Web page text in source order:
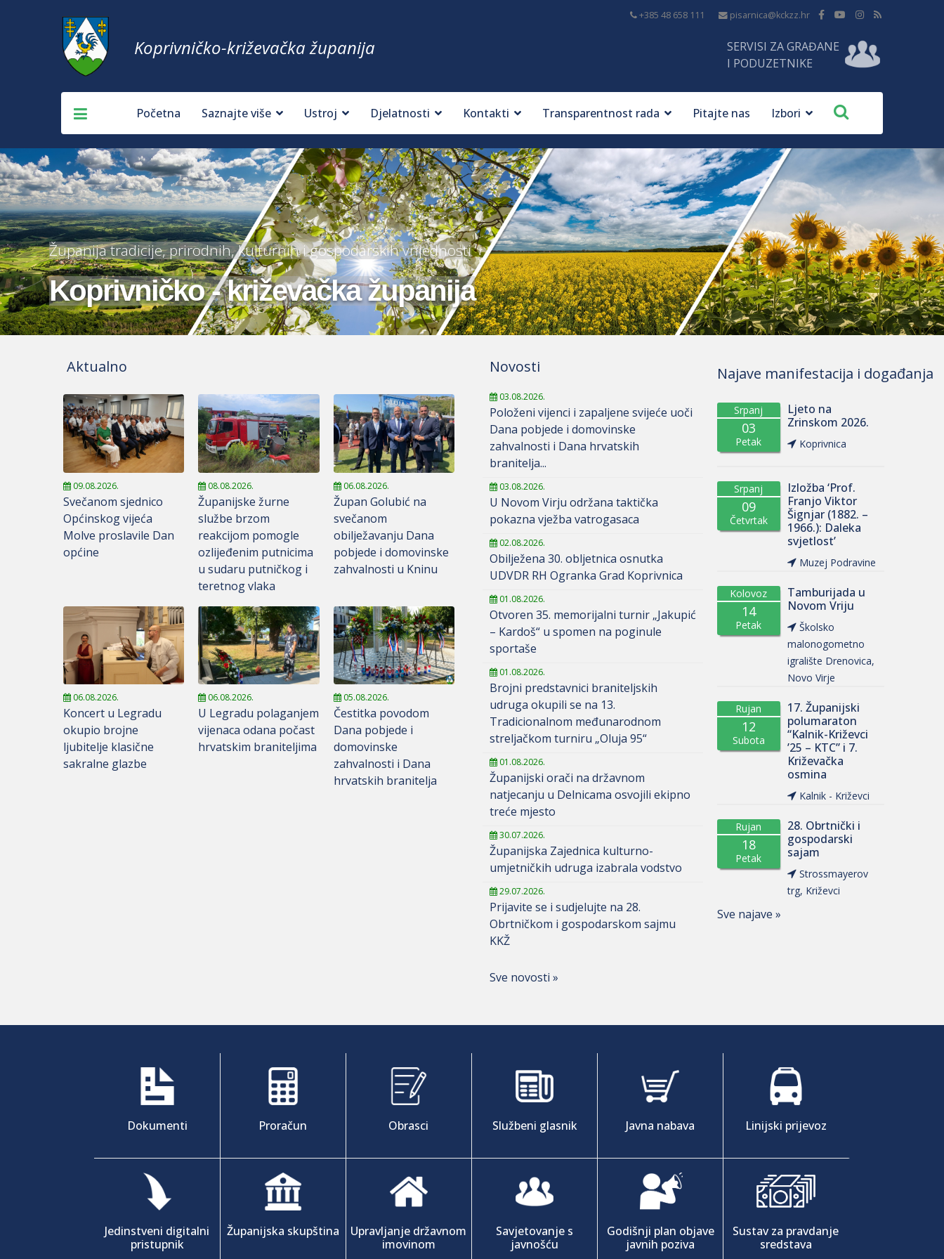
+385 48 658 111 pisarnica@kckzz.hr
Koprivničko-križevačka županija
SERVISI ZA GRAĐANE
I PODUZETNIKE
Početna Saznajte više Ustroj Djelatnosti Kontakti Transparentnost rada Pitajte nas Izbori
Županija tradicije, prirodnih, kulturnih i gospodarskih vrijednosti
Koprivničko - križevačka županija
Aktualno
09.08.2026.
Svečanom sjednico
Općinskog vijeća
Molve proslavile Dan
općine
08.08.2026.
Županijske žurne
službe brzom
reakcijom pomogle
ozlijeđenim putnicima
u sudaru putničkog i
teretnog vlaka
06.08.2026.
Župan Golubić na
svečanom
obilježavanju Dana
pobjede i domovinske
zahvalnosti u Kninu
06.08.2026.
Koncert u Legradu
okupio brojne
ljubitelje klasične
sakralne glazbe
06.08.2026.
U Legradu polaganjem
vijenaca odana počast
hrvatskim braniteljima
05.08.2026.
Čestitka povodom
Dana pobjede i
domovinske
zahvalnosti i Dana
hrvatskih branitelja
Novosti
03.08.2026.
Položeni vijenci i zapaljene svijeće uoči
Dana pobjede i domovinske
zahvalnosti i Dana hrvatskih
branitelja...
03.08.2026.
U Novom Virju održana taktička
pokazna vježba vatrogasaca
02.08.2026.
Obilježena 30. obljetnica osnutka
UDVDR RH Ogranka Grad Koprivnica
01.08.2026.
Otvoren 35. memorijalni turnir „Jakupić
– Kardoš“ u spomen na poginule
sportaše
01.08.2026.
Brojni predstavnici braniteljskih
udruga okupili se na 13.
Tradicionalnom međunarodnom
streljačkom turniru „Oluja 95“
01.08.2026.
Županijski orači na državnom
natjecanju u Delnicama osvojili ekipno
treće mjesto
30.07.2026.
Županijska Zajednica kulturno-
umjetničkih udruga izabrala vodstvo
29.07.2026.
Prijavite se i sudjelujte na 28.
Obrtničkom i gospodarskom sajmu
KKŽ
Sve novosti »
Najave manifestacija i događanja
Srpanj
03
Petak
Ljeto na
Zrinskom 2026.
Koprivnica
Srpanj
09
Četvrtak
Izložba ‘Prof.
Franjo Viktor
Šignjar (1882. –
1966.): Daleka
svjetlost’
Muzej Podravine
Kolovoz
14
Petak
Tamburijada u
Novom Vriju
Školsko
malonogometno
igralište Drenovica,
Novo Virje
Rujan
12
Subota
17. Županijski
polumaraton
“Kalnik-Križevci
’25 – KTC” i 7.
Križevačka
osmina
Kalnik - Križevci
Rujan
18
Petak
28. Obrtnički i
gospodarski
sajam
Strossmayerov
trg, Križevci
Sve najave »
Dokumenti Proračun Obrasci Službeni glasnik Javna nabava Linijski prijevoz
Jedinstveni digitalni
pristupnik
Županijska skupština
Upravljanje državnom
imovinom
Savjetovanje s
javnošću
Godišnji plan objave
javnih poziva
Sustav za pravdanje
sredstava